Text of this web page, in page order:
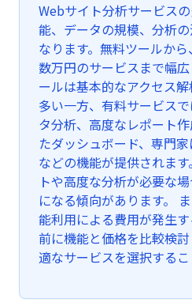
Webサイト分析サービス
能、データの規模、分析
なります。無料ツールか
数万円のサービスまで幅
ールは基本的なアクセス
多い一方、有料サービス
タ分析、高度なレポート
たダッシュボード、専門
などの機能が提供されま
トや高度な分析が必要な
になる傾向があります。
能利用による費用が発生
前に機能と価格を比較検
適なサービスを選択するこ